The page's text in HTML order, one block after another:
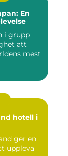
En
i grupp
att
mest
hotell i
ger en
uppleva